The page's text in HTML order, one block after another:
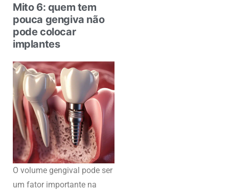
Mito 6: quem tem
pouca gengiva não
pode colocar
implantes
O volume gengival pode ser
um fator importante na